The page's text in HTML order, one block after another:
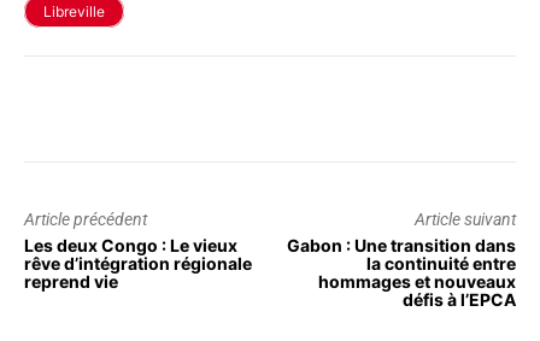
Libreville
Article précédent
Les deux Congo : Le vieux
rêve d’intégration régionale
reprend vie
Article suivant
Gabon : Une transition dans
la continuité entre
hommages et nouveaux
défis à l’EPCA